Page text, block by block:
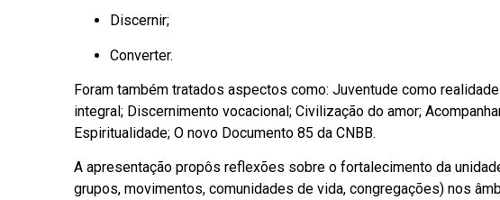
Discernir;
Converter.
Foram também tratados aspectos como: Juventude como
integral; Discernimento vocacional; Civilização do amor;
Espiritualidade; O novo Documento 85 da CNBB.
A apresentação propôs reflexões sobre o fortalecimento da
grupos, movimentos, comunidades de vida, congregações) nos